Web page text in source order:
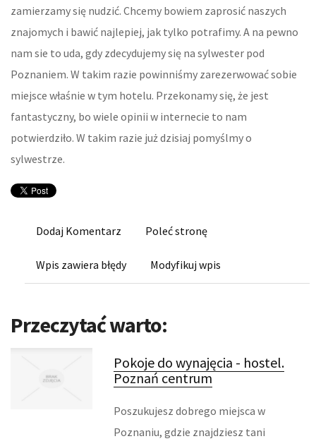
OŚWIATA
PLACÓWKI EDUKACYJNE
KURSY JĘZYKOWE
KONFERENCJE, SALE SZKOLENIOWE
KURSY I SZKOLENIA
BIŻUTERIA
DLA DZIECI
WYPOSAŻENIE WNĘTRZ
WYPOSAŻENIE ŁAZIENKI
zamierzamy się nudzić. Chcemy bowiem zaprosić naszych
znajomych i bawić najlepiej, jak tylko potrafimy. A na pewno
nam sie to uda, gdy zdecydujemy się na sylwester pod
Poznaniem. W takim razie powinniśmy zarezerwować sobie
miejsce właśnie w tym hotelu. Przekonamy się, że jest
fantastyczny, bo wiele opinii w internecie to nam
potwierdziło. W takim razie już dzisiaj pomyślmy o
sylwestrze.
Dodaj Komentarz Poleć stronę
Wpis zawiera błędy Modyfikuj wpis
Przeczytać warto:
Pokoje do wynajęcia - hostel.
Poznań centrum
Poszukujesz dobrego miejsca w
Poznaniu, gdzie znajdziesz tani